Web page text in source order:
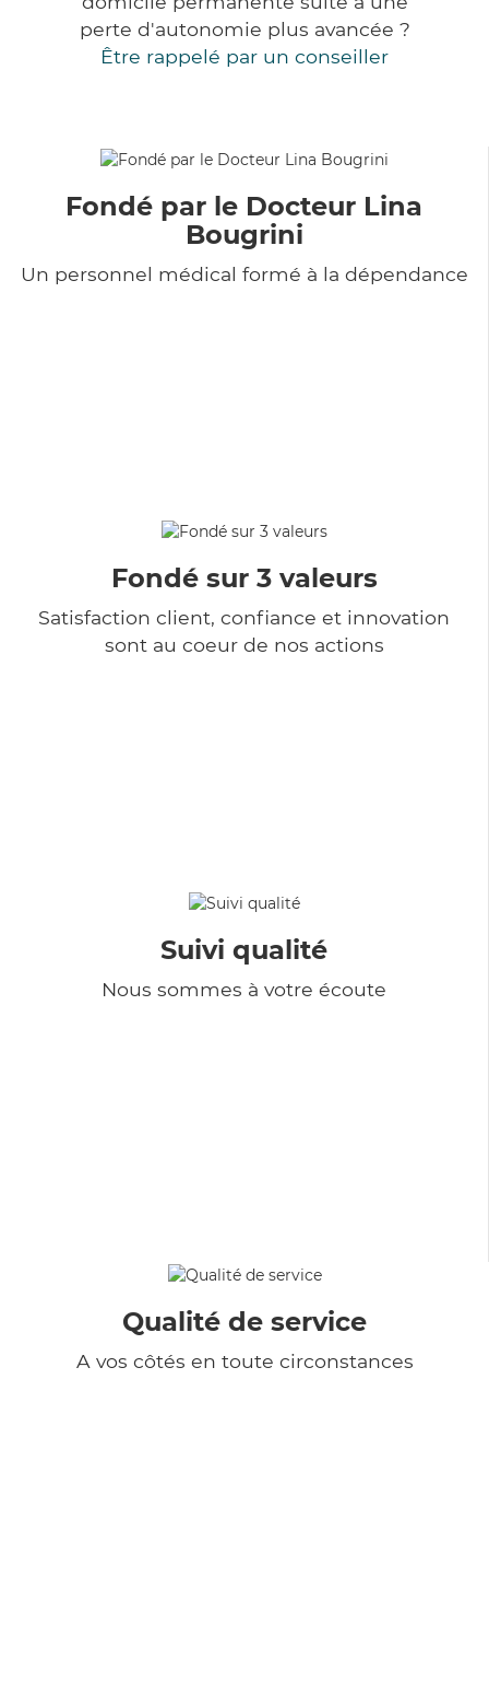
perte d'autonomie plus avancée ?
Être rappelé par un conseiller
Fondé par le Docteur Lina
Bougrini
Un personnel médical formé à la dépendance
Fondé sur 3 valeurs
Satisfaction client, confiance et innovation
sont au coeur de nos actions
Suivi qualité
Nous sommes à votre écoute
Qualité de service
A vos côtés en toute circonstances